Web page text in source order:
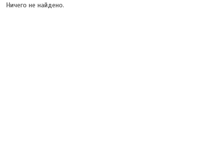
Ничего не найдено.